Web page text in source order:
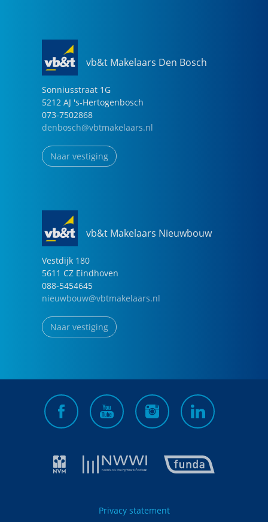
vb&t Makelaars Den Bosch
Sonniusstraat 1G
5212 AJ 's-Hertogenbosch
073-7502868
denbosch@vbtmakelaars.nl
Naar vestiging
vb&t Makelaars Nieuwbouw
Vestdijk 180
5611 CZ Eindhoven
088-5454645
nieuwbouw@vbtmakelaars.nl
Naar vestiging
Privacy statement